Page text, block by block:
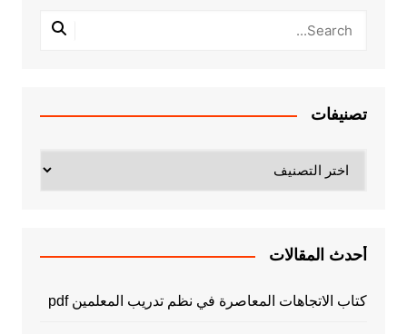
تصنيفات
أحدث المقالات
كتاب الاتجاهات المعاصرة في نظم تدريب المعلمين pdf